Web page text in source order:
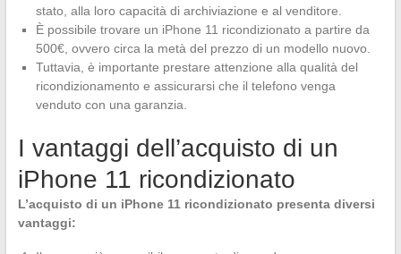
stato, alla loro capacità di archiviazione e al venditore.
È possibile trovare un iPhone 11 ricondizionato a partire da
500€, ovvero circa la metà del prezzo di un modello nuovo.
Tuttavia, è importante prestare attenzione alla qualità del
ricondizionamento e assicurarsi che il telefono venga
venduto con una garanzia.
I vantaggi dell’acquisto di un
iPhone 11 ricondizionato
L’acquisto di un iPhone 11 ricondizionato presenta diversi
vantaggi: